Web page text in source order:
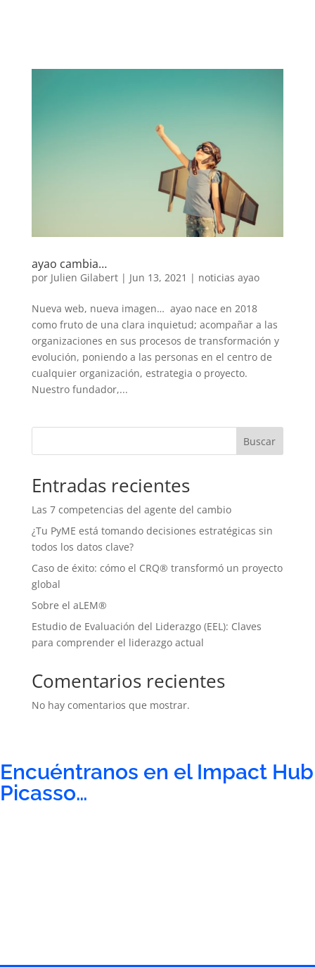
ayao cambia…
por Julien Gilabert| Jun 13, 2021 | noticias ayao
Nueva web, nueva imagen… ayao nace en 2018
como fruto de una clara inquietud; acompañar a las
organizaciones en sus procesos de transformación y
evolución, poniendo a las personas en el centro de
cualquier organización, estrategia o proyecto.
Nuestro fundador,...
Buscar
Entradas recientes
Las 7 competencias del agente del cambio
¿Tu PyME está tomando decisiones estratégicas sin
todos los datos clave?
Caso de éxito: cómo el CRQ® transformó un proyecto
global
Sobre el aLEM®
Estudio de Evaluación del Liderazgo (EEL): Claves
para comprender el liderazgo actual
Comentarios recientes
No hay comentarios que mostrar.
Encuéntranos en el Impact Hub
Picasso…